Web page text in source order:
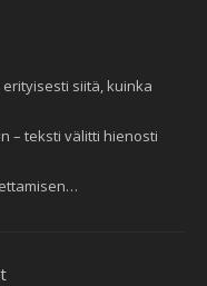
siitä, kuinka
– teksti välitti hienosti